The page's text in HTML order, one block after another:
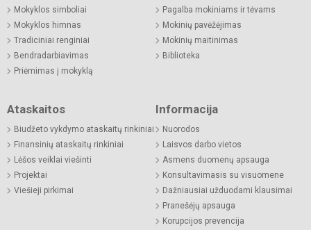
Mokyklos simboliai
Mokyklos himnas
Tradiciniai renginiai
Bendradarbiavimas
Priėmimas į mokyklą
Pagalba mokiniams ir tėvams
Mokinių pavėžėjimas
Mokinių maitinimas
Biblioteka
Ataskaitos
Biudžeto vykdymo ataskaitų rinkiniai
Finansinių ataskaitų rinkiniai
Lėšos veiklai viešinti
Projektai
Viešieji pirkimai
Informacija
Nuorodos
Laisvos darbo vietos
Asmens duomenų apsauga
Konsultavimasis su visuomene
Dažniausiai užduodami klausimai
Pranešėjų apsauga
Korupcijos prevencija